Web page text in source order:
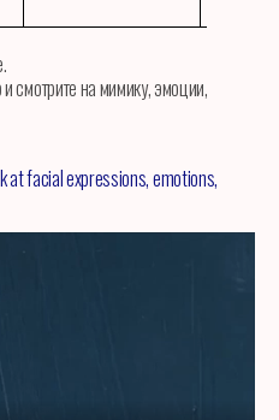
смотрите на мимику, эмоции,
at facial expressions, emotions,